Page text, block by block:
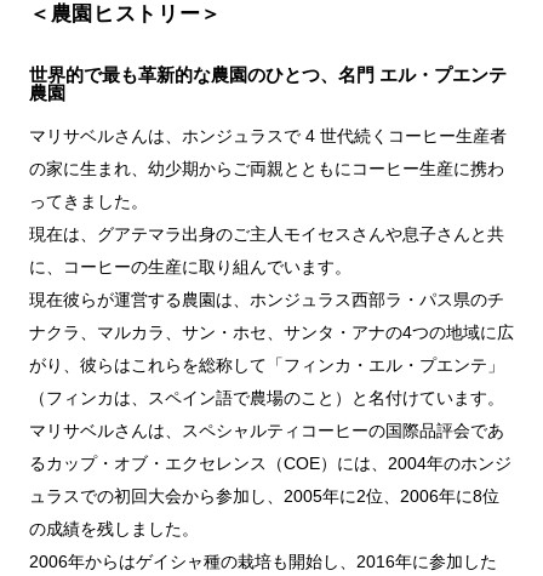
＜農園ヒストリー＞
世界的で最も革新的な農園のひとつ、名門 エル・プエンテ
農園
マリサベルさんは、ホンジュラスで 4 世代続くコーヒー生産者
の家に生まれ、幼少期からご両親とともにコーヒー生産に携わ
ってきました。
現在は、グアテマラ出身のご主人モイセスさんや息子さんと共
に、コーヒーの生産に取り組んでいます。
現在彼らが運営する農園は、ホンジュラス西部ラ・パス県のチ
ナクラ、マルカラ、サン・ホセ、サンタ・アナの4つの地域に広
がり、彼らはこれらを総称して「フィンカ・エル・プエンテ」
（フィンカは、スペイン語で農場のこと）と名付けています。
マリサベルさんは、スペシャルティコーヒーの国際品評会であ
るカップ・オブ・エクセレンス（COE）には、2004年のホンジ
ュラスでの初回大会から参加し、2005年に2位、2006年に8位
の成績を残しました。
2006年からはゲイシャ種の栽培も開始し、2016年に参加した